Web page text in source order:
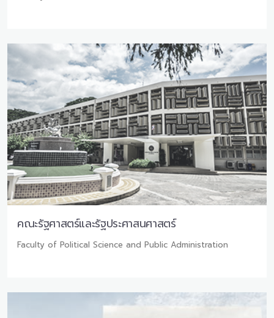
คณะรัฐศาสตร์และรัฐประศาสนศาสตร์
Faculty of Political Science and Public Administration